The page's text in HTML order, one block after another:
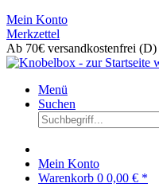
Mein Konto
Merkzettel
Ab 70€ versandkostenfrei (D)
Menü
Suchen
Mein Konto
Warenkorb 0 0,00 € *